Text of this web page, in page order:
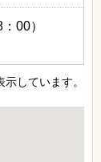
：00）
しています。